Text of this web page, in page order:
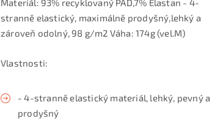
Materiál: 93% recyklovaný PAD,7% Elastan - 4-
stranně elastický, maximálně prodyšný,lehký a
zároveň odolný, 98 g/m2 Váha: 174g (vel.M)
Vlastnosti:
- 4-stranně elastický materiál, lehký, pevný a
prodyšný